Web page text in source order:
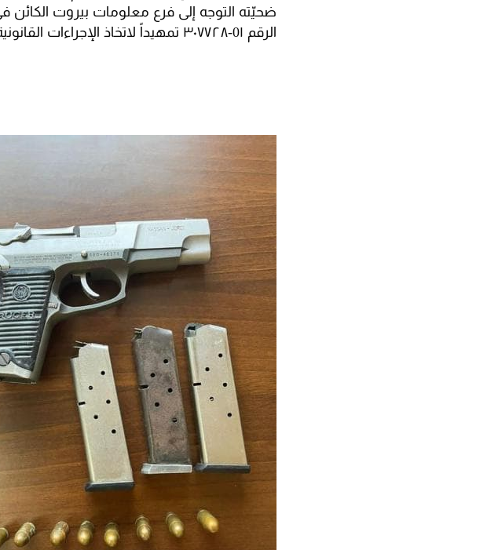
ضحيّته التوجه إلى فرع معلومات بيروت الكائن في
الرقم 0۱-۳۰۷۷۲۸ تمهيداً لاتخاذ الإجراءات القانونية اللازمة.